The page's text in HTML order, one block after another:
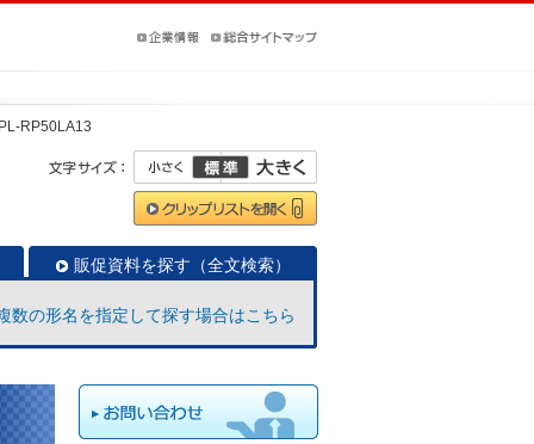
RP50LA13
販促資料を探す（全文検索）
数の形名を指定して探す場合はこちら